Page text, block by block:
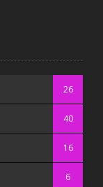
26
40
16
6